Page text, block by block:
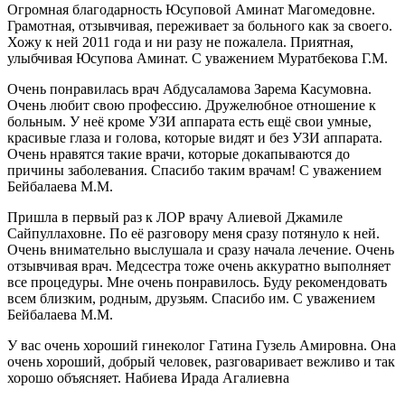
Огромная благодарность Юсуповой Аминат Магомедовне.
Грамотная, отзывчивая, переживает за больного как за своего.
Хожу к ней 2011 года и ни разу не пожалела. Приятная,
улыбчивая Юсупова Аминат. С уважением Муратбекова Г.М.
Очень понравилась врач Абдусаламова Зарема Касумовна.
Очень любит свою профессию. Дружелюбное отношение к
больным. У неё кроме УЗИ аппарата есть ещё свои умные,
красивые глаза и голова, которые видят и без УЗИ аппарата.
Очень нравятся такие врачи, которые докапываются до
причины заболевания. Спасибо таким врачам! С уважением
Бейбалаева М.М.
Пришла в первый раз к ЛОР врачу Алиевой Джамиле
Сайпуллаховне. По её разговору меня сразу потянуло к ней.
Очень внимательно выслушала и сразу начала лечение. Очень
отзывчивая врач. Медсестра тоже очень аккуратно выполняет
все процедуры. Мне очень понравилось. Буду рекомендовать
всем близким, родным, друзьям. Спасибо им. С уважением
Бейбалаева М.М.
У вас очень хороший гинеколог Гатина Гузель Амировна. Она
очень хороший, добрый человек, разговаривает вежливо и так
хорошо объясняет. Набиева Ирада Агалиевна